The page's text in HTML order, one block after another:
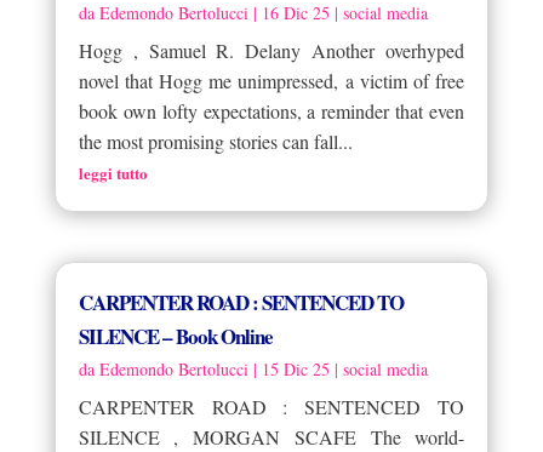
da Edemondo Bertolucci| 16 Dic 25 | social media
Hogg , Samuel R. Delany Another overhyped
novel that Hogg me unimpressed, a victim of free
book own lofty expectations, a reminder that even
the most promising stories can fall...
leggi tutto
CARPENTER ROAD : SENTENCED TO
SILENCE – Book Online
da Edemondo Bertolucci| 15 Dic 25 | social media
CARPENTER ROAD : SENTENCED TO
SILENCE , MORGAN SCAFE The world-